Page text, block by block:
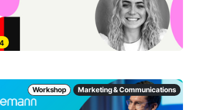
Workshop Marketing & Communications